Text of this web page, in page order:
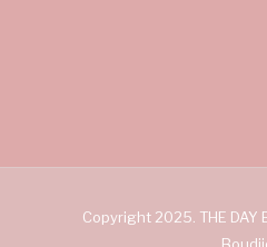
Copyright 2025. THE DAY